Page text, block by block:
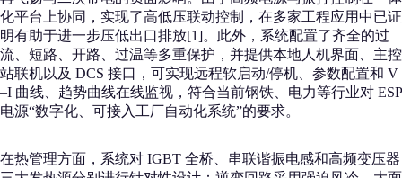
化平台上协同，实现了高低压联动控制，在多家工程应用中已证
明有助于进一步压低出口排放[1]。此外，系统配置了齐全的过
流、短路、开路、过温等多重保护，并提供本地人机界面、主控
站联机以及 DCS 接口，可实现远程软启动/停机、参数配置和 V
–I 曲线、趋势曲线在线监视，符合当前钢铁、电力等行业对 ESP
电源“数字化、可接入工厂自动化系统”的要求。
在热管理方面，系统对 IGBT 全桥、串联谐振电感和高频变压器